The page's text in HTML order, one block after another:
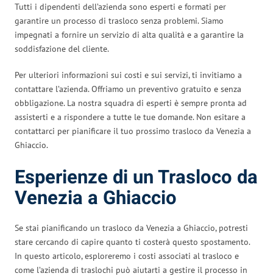
Tutti i dipendenti dell’azienda sono esperti e formati per
garantire un processo di trasloco senza problemi. Siamo
impegnati a fornire un servizio di alta qualità e a garantire la
soddisfazione del cliente.
Per ulteriori informazioni sui costi e sui servizi, ti invitiamo a
contattare l’azienda. Offriamo un preventivo gratuito e senza
obbligazione. La nostra squadra di esperti è sempre pronta ad
assisterti e a rispondere a tutte le tue domande. Non esitare a
contattarci per pianificare il tuo prossimo trasloco da Venezia a
Ghiaccio.
Esperienze di un Trasloco da
Venezia a Ghiaccio
Se stai pianificando un trasloco da Venezia a Ghiaccio, potresti
stare cercando di capire quanto ti costerà questo spostamento.
In questo articolo, esploreremo i costi associati al trasloco e
come l’azienda di traslochi può aiutarti a gestire il processo in